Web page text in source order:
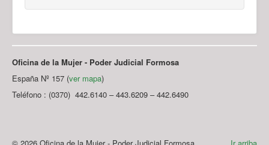
Oficina de la Mujer - Poder Judicial Formosa
España Nº 157 (ver mapa)
Teléfono : (0370) 442.6140 – 443.6209 – 442.6490